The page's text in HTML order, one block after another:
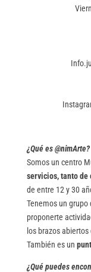
¿Qué es @nimArte?
Somos un centro
servicios, tanto de
de entre 12 y 30
Tenemos un
proponerte
los brazos abiertos
También es un
¿Qué puedes